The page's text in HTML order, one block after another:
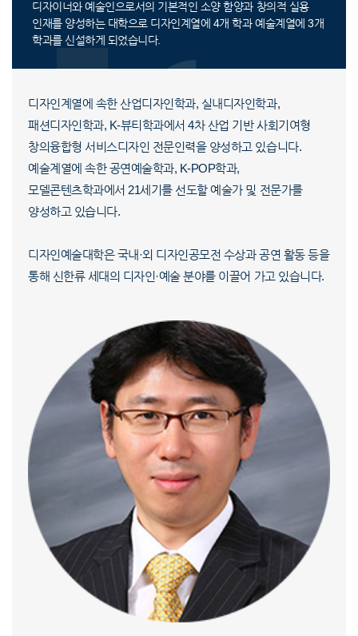
디자이너와 예술인으로서의 기본적인 소양 함양과 창의적 실용
인재를 양성하는 대학으로 디자인계열에 4개 학과 예술계열에 3개
학과를 신설하게 되었습니다.
디자인계열에 속한 산업디자인학과, 실내디자인학과,
패션디자인학과, K-뷰티학과에서 4차 산업 기반 사회기여형
창의융합형 서비스디자인 전문인력을 양성하고 있습니다.
예술계열에 속한 공연예술학과, K-POP학과,
모델콘텐츠학과에서 21세기를 선도할 예술가 및 전문가를
양성하고 있습니다.
디자인예술대학은 국내·외 디자인공모전 수상과 공연 활동 등을
통해 신한류 세대의 디자인·예술 분야를 이끌어 가고 있습니다.